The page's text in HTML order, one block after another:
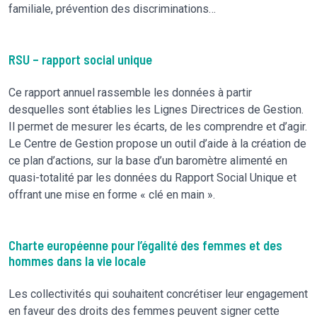
familiale, prévention des discriminations…
RSU – rapport social unique
Ce rapport annuel rassemble les données à partir
desquelles sont établies les Lignes Directrices de Gestion.
Il permet de mesurer les écarts, de les comprendre et d’agir.
Le Centre de Gestion propose un outil d’aide à la création de
ce plan d’actions, sur la base d’un baromètre alimenté en
quasi-totalité par les données du Rapport Social Unique et
offrant une mise en forme « clé en main ».
Charte européenne pour l’égalité des femmes et des
hommes dans la vie locale
Les collectivités qui souhaitent concrétiser leur engagement
en faveur des droits des femmes peuvent signer cette